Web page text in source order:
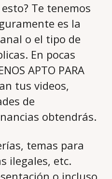
Te tenemos
es la
o el tipo de
En pocas
APTO PARA
tus videos,
de
obtendrás.
temas para
ilegales, etc.